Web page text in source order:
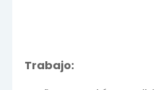
Trabajo: